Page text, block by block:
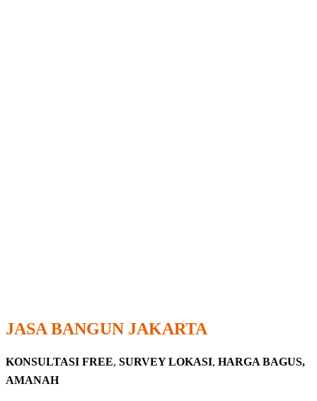
JASA BANGUN JAKARTA
KONSULTASI FREE, SURVEY LOKASI, HARGA BAGUS,
AMANAH